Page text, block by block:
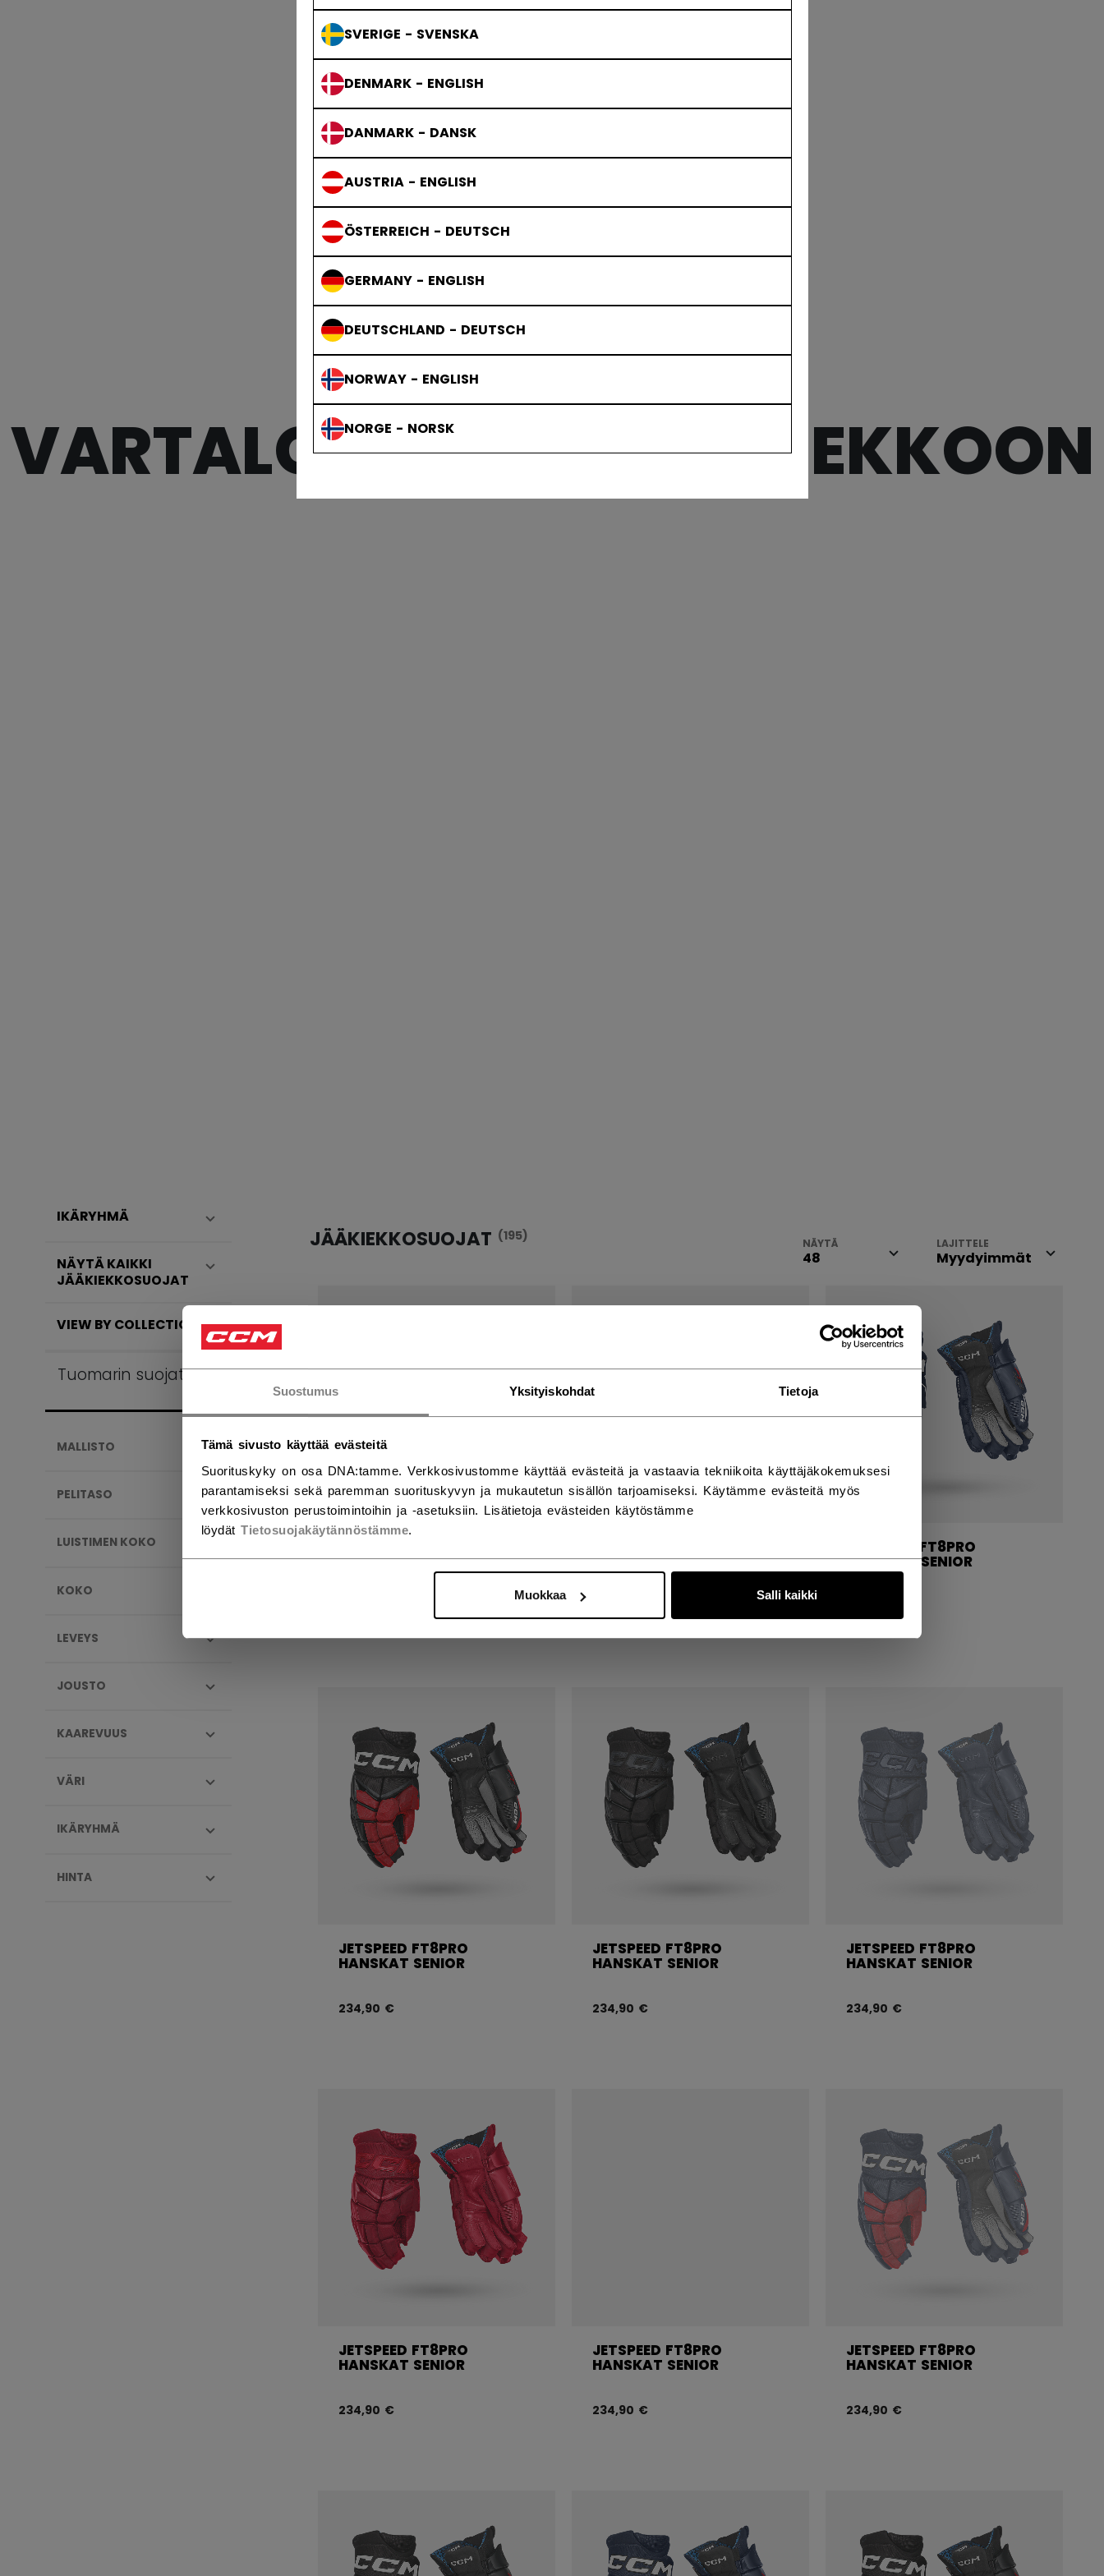
Suostumus Yksityiskohdat Tietoja
Tämä sivusto käyttää evästeitä
Suorituskyky on osa DNA:tamme. Verkkosivustomme käyttää evästeitä ja vastaavia tekniikoita käyttäjäkokemuksesi
parantamiseksi sekä paremman suorituskyvyn ja mukautetun sisällön tarjoamiseksi. Käytämme evästeitä myös
verkkosivuston perustoimintoihin ja -asetuksiin. Lisätietoja evästeiden käytöstämme
löydät Tietosuojakäytännöstämme.
Muokkaa Salli kaikki
SVERIGE - SVENSKA
DENMARK - ENGLISH
DANMARK - DANSK
AUSTRIA - ENGLISH
ÖSTERREICH - DEUTSCH
GERMANY - ENGLISH
DEUTSCHLAND - DEUTSCH
NORWAY - ENGLISH
NORGE - NORSK
VARTALOSUOJAT JÄÄKIEKKOON
IKÄRYHMÄ
NÄYTÄ KAIKKI
JÄÄKIEKKOSUOJAT
VIEW BY COLLECTION
Tuomarin suojat
MALLISTO
PELITASO
LUISTIMEN KOKO
KOKO
LEVEYS
JOUSTO
KAAREVUUS
VÄRI
IKÄRYHMÄ
HINTA
JÄÄKIEKKOSUOJAT (195) NÄYTÄ LAJITTELE
VALKOINEN ERIKOISVERSIO HANSKAT SENIOR
JETSPEED FT8PRO
HANSKAT SENIOR
JETSPEED FT8PRO
HANSKAT SENIOR
234,90 €
JETSPEED FT8PRO
HANSKAT SENIOR
234,90 €
JETSPEED FT8PRO
HANSKAT SENIOR
234,90 €
JETSPEED FT8PRO
HANSKAT SENIOR
234,90 €
JETSPEED FT8PRO
HANSKAT SENIOR
234,90 €
JETSPEED FT8PRO
HANSKAT SENIOR
234,90 €